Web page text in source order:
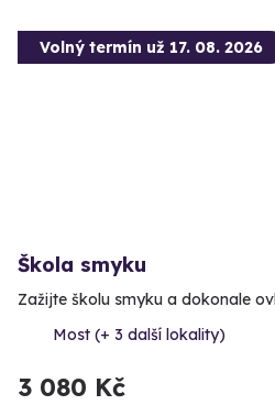
Volný termín už 17. 08. 2026
Škola smyku
Zažijte školu smyku a dokonale
Most (+ 3 další lokality)
3 080 Kč